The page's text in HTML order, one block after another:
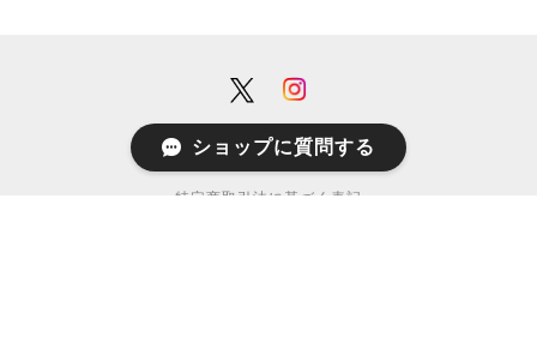
プライバシーポリシー
特定商取引法に基づく表記
ショップに質問する